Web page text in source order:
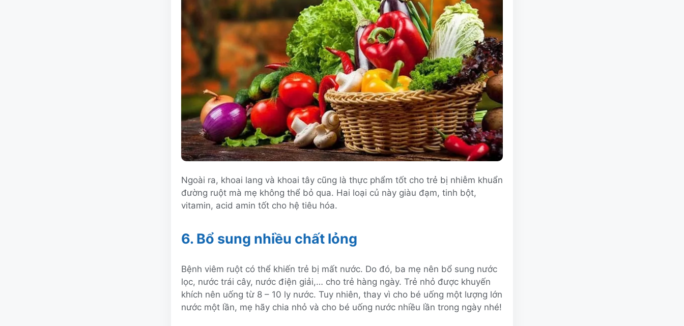
Ngoài ra, khoai lang và khoai tây cũng là thực phẩm tốt cho trẻ bị nhiễm khuẩn
đường ruột mà mẹ không thể bỏ qua. Hai loại củ này giàu đạm, tinh bột,
vitamin, acid amin tốt cho hệ tiêu hóa.
6. Bổ sung nhiều chất lỏng
Bệnh viêm ruột có thể khiến trẻ bị mất nước. Do đó, ba mẹ nên bổ sung nước
lọc, nước trái cây, nước điện giải,… cho trẻ hàng ngày. Trẻ nhỏ được khuyến
khích nên uống từ 8 – 10 ly nước. Tuy nhiên, thay vì cho bé uống một lượng lớn
nước một lần, mẹ hãy chia nhỏ và cho bé uống nước nhiều lần trong ngày nhé!